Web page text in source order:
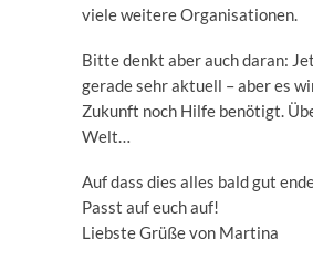
viele weitere Organisationen.
Bitte denkt aber auch daran:
gerade sehr aktuell – aber es
Zukunft noch Hilfe benötigt.
Welt…
Auf dass dies alles bald gut
Passt auf euch auf!
Liebste Grüße von Martina